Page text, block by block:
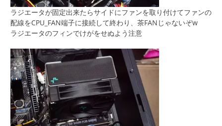
ラジエータが固定出来たらサイドにファンを取り付けてファンの
配線をCPU_FAN端子に接続して終わり、茶FANじゃないぞw
ラジエータのフィンでけがをせぬよう注意